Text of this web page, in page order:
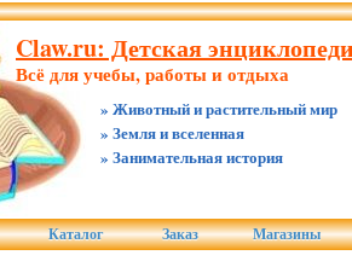
Claw.ru: Детская
Всё для учебы, работы и отдыха
» Животный и растительный мир
» Земля и вселенная
» Занимательная история
Каталог Заказ Магазины